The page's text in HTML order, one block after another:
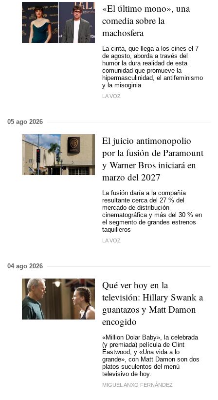
«El último mono», una
comedia sobre la
machosfera
La cinta, que llega a los cines el 7
de agosto, aborda a través del
humor la dura realidad de esta
comunidad que promueve la
hipermasculinidad, el antifeminismo
y la misoginia
LA VOZ
05 ago 2026
El juicio antimonopolio
por la fusión de Paramount
y Warner Bros iniciará en
marzo del 2027
La fusión daría a la compañía
resultante cerca del 27 % del
mercado de distribución
cinematográfica y más del 30 % en
el segmento de grandes estrenos
taquilleros
LA VOZ
04 ago 2026
Qué ver hoy en la
televisión: Hillary Swank a
guantazos y Matt Damon
encogido
«Million Dolar Baby», la celebrada
(y premiada) película de Clint
Eastwood; y «Una vida a lo
grande», con Matt Damon son dos
platos suculentos del menú
televisivo de hoy.
MIGUEL ANXO FERNÁNDEZ